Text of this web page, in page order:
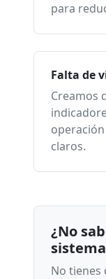
para
Falta de
Creamos
claros.
¿No
No tienes